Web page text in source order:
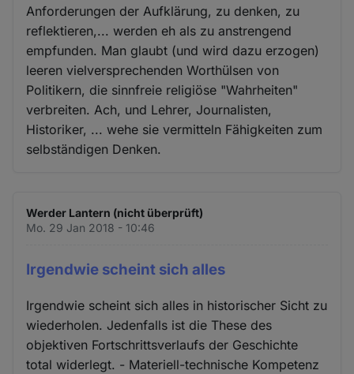
Anforderungen der Aufklärung, zu denken, zu
reflektieren,... werden eh als zu anstrengend
empfunden. Man glaubt (und wird dazu erzogen)
leeren vielversprechenden Worthülsen von
Politikern, die sinnfreie religiöse "Wahrheiten"
verbreiten. Ach, und Lehrer, Journalisten,
Historiker, ... wehe sie vermitteln Fähigkeiten zum
selbständigen Denken.
Werder Lantern (nicht überprüft)
Mo. 29 Jan 2018 - 10:46
Irgendwie scheint sich alles
Irgendwie scheint sich alles in historischer Sicht zu
wiederholen. Jedenfalls ist die These des
objektiven Fortschrittsverlaufs der Geschichte
total widerlegt. - Materiell-technische Kompetenz